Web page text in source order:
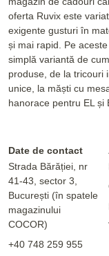
oferta Ruvix este
exigente gusturi în
și mai rapid. Pe
simplă variantă de
produse, de la tricouri
unice, la măști cu
hanorace pentru EL și
Date de contact
Strada Bărăției, nr
41-43, sector 3,
București (în spatele
magazinului
COCOR)
+40 748 259 955